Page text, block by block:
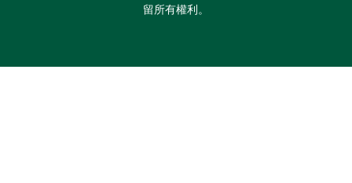
留所有權利。